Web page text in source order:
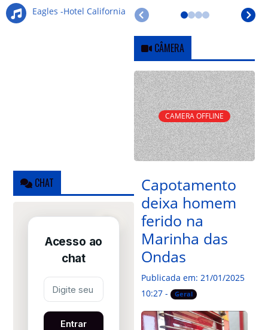
Eagles -Hotel California
CÂMERA
CAMERA OFFLINE
CHAT
Capotamento
deixa homem
ferido na
Marinha das
Ondas
Publicada em: 21/01/2025
10:27 -
Geral